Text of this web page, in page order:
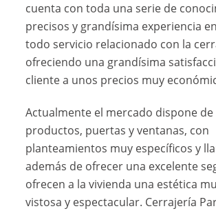
cuenta con toda una serie de
precisos y grandísima experiencia
todo servicio relacionado con la
ofreciendo una grandísima
cliente a unos precios muy
Actualmente el mercado dispone de
productos, puertas y ventanas, con
planteamientos muy específicos y
además de ofrecer una excelente
ofrecen a la vivienda una estética
vistosa y espectacular. Cerrajería